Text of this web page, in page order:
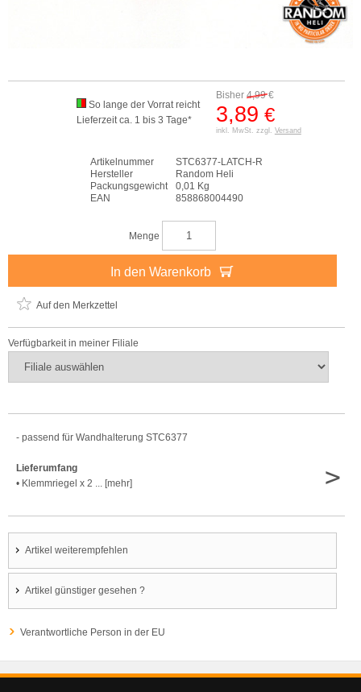
Bisher 4,99€
3,89 €
inkl. MwSt. zzgl. Versand
So lange der Vorrat reicht
Lieferzeit ca. 1 bis 3 Tage*
Artikelnummer
STC6377-LATCH-R
Hersteller
Random Heli
Packungsgewicht
0,01 Kg
EAN
858868004490
Menge
In den Warenkorb
Auf den Merkzettel
Verfügbarkeit in meiner Filiale
- passend für Wandhalterung STC6377
Lieferumfang
• Klemmriegel x 2 ... [mehr]
>
Artikel weiterempfehlen
Artikel günstiger gesehen ?
Verantwortliche Person in der EU